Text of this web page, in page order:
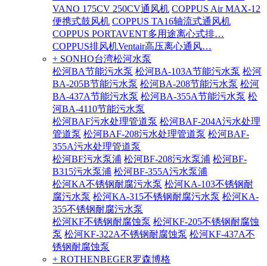
VANO 175CV 250CV通风机 COPPUS Air MAX-12
便携式鼓风机 COPPUS TA16轴流式通风机
COPPUS PORTAVENT多用途离心式排…
COPPUS排风机Ventair高压离心通风…
+ SONHO台湾松河水泵
松河BA节能污水泵 松河BA-103A节能污水泵 松河
BA-205B节能污水泵 松河BA-208节能污水泵 松河
BA-437A节能污水泵 松河BA-355A节能污水泵 松
河BA-4110节能污水泵
松河BAF污水处理管道泵 松河BAF-204A污水处理
管道泵 松河BAF-208污水处理管道泵 松河BAF-
355A污水处理管道泵
松河BF污水泵浦 松河BF-208污水泵浦 松河BF-
B315污水泵浦 松河BF-355A污水泵浦
松河KA不锈钢耐腐污水泵 松河KA-103不锈钢耐
腐污水泵 松河KA-315不锈钢耐腐污水泵 松河KA-
355不锈钢耐腐污水泵
松河KF不锈钢耐腐蚀泵 松河KF-205不锈钢耐腐蚀
泵 松河KF-322A不锈钢耐腐蚀泵 松河KF-437A不
锈钢耐腐蚀泵
+ ROTHENBEGER罗森博格